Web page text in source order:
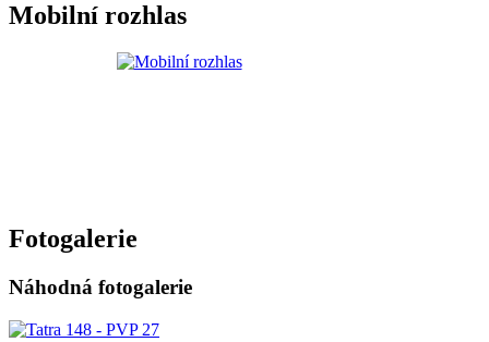
Mobilní rozhlas
Fotogalerie
Náhodná fotogalerie